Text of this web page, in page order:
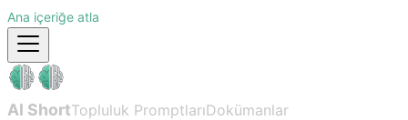
Ana içeriğe atla
AI ShortTopluluk PromptlarıDokümanlar